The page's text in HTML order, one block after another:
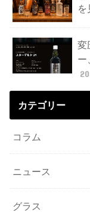
を
変
ー
カテゴリー
コラム
ニュース
グラス